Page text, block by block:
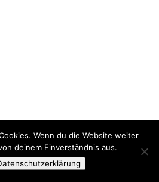
Wenn du die Website weiter
deinem Einverständnis aus.